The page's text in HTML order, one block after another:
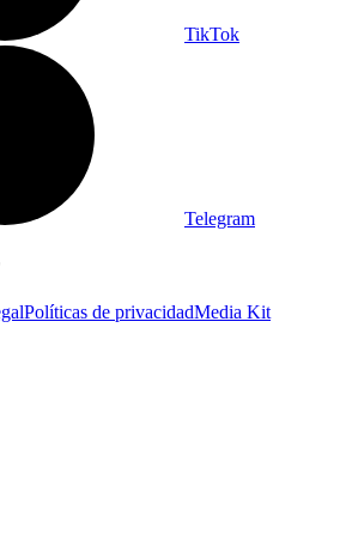
TikTok
Telegram
Políticas de privacidadMedia Kit